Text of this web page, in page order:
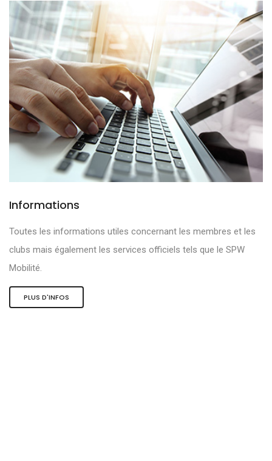
Informations
Toutes les informations utiles concernant les membres et les
clubs mais également les services officiels tels que le SPW
Mobilité.
PLUS D'INFOS